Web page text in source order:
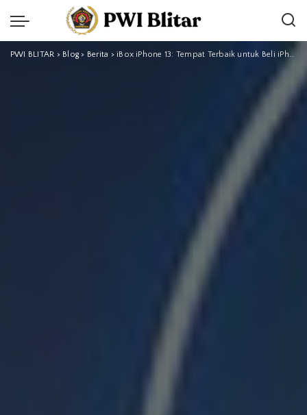
PWI BLITAR > Blog > Berita > iBox iPhone 13: Tempat Terbaik untuk Beli iPhone Resmi dan Bergaransi di Indonesia